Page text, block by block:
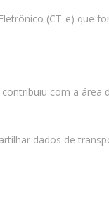
(CT-e) que
com a área
dados de